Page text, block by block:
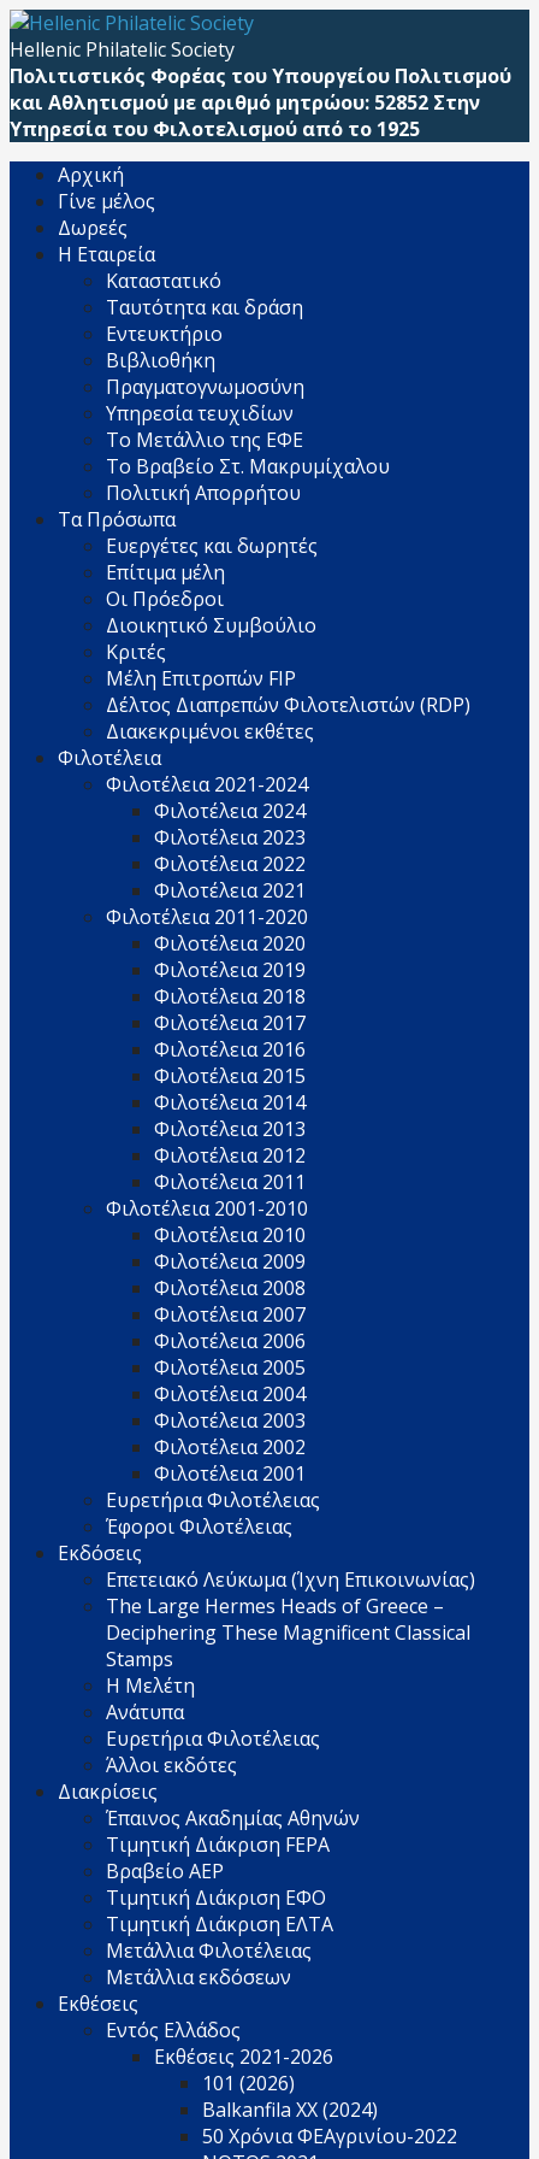
Μετάβαση
απευθείας
στο
περιεχόμενο
Hellenic Philatelic Society
Πολιτιστικός Φορέας του Υπουργείου Πολιτισμού
και Αθλητισμού με αριθμό μητρώου: 52852 Στην
Υπηρεσία του Φιλοτελισμού από το 1925
Αρχική
Γίνε μέλος
Δωρεές
Η Εταιρεία
Καταστατικό
Ταυτότητα και δράση
Εντευκτήριο
Βιβλιοθήκη
Πραγματογνωμοσύνη
Υπηρεσία τευχιδίων
Το Μετάλλιο της ΕΦΕ
Το Βραβείο Στ. Μακρυμίχαλου
Πολιτική Απορρήτου
Τα Πρόσωπα
Ευεργέτες και δωρητές
Επίτιμα μέλη
Οι Πρόεδροι
Διοικητικό Συμβούλιο
Κριτές
Μέλη Επιτροπών FIP
Δέλτος Διαπρεπών Φιλοτελιστών (RDP)
Διακεκριμένοι εκθέτες
Φιλοτέλεια
Φιλοτέλεια 2021-2024
Φιλοτέλεια 2024
Φιλοτέλεια 2023
Φιλοτέλεια 2022
Φιλοτέλεια 2021
Φιλοτέλεια 2011-2020
Φιλοτέλεια 2020
Φιλοτέλεια 2019
Φιλοτέλεια 2018
Φιλοτέλεια 2017
Φιλοτέλεια 2016
Φιλοτέλεια 2015
Φιλοτέλεια 2014
Φιλοτέλεια 2013
Φιλοτέλεια 2012
Φιλοτέλεια 2011
Φιλοτέλεια 2001-2010
Φιλοτέλεια 2010
Φιλοτέλεια 2009
Φιλοτέλεια 2008
Φιλοτέλεια 2007
Φιλοτέλεια 2006
Φιλοτέλεια 2005
Φιλοτέλεια 2004
Φιλοτέλεια 2003
Φιλοτέλεια 2002
Φιλοτέλεια 2001
Ευρετήρια Φιλοτέλειας
Έφοροι Φιλοτέλειας
Εκδόσεις
Επετειακό Λεύκωμα (Ίχνη Επικοινωνίας)
The Large Hermes Heads of Greece –
Deciphering These Magnificent Classical
Stamps
Η Μελέτη
Ανάτυπα
Ευρετήρια Φιλοτέλειας
Άλλοι εκδότες
Διακρίσεις
Έπαινος Ακαδημίας Αθηνών
Τιμητική Διάκριση FEPA
Βραβείο AEP
Τιμητική Διάκριση ΕΦΟ
Τιμητική Διάκριση ΕΛΤΑ
Μετάλλια Φιλοτέλειας
Μετάλλια εκδόσεων
Εκθέσεις
Εντός Ελλάδος
Εκθέσεις 2021-2026
101 (2026)
Balkanfila XX (2024)
50 Χρόνια ΦΕΑγρινίου-2022